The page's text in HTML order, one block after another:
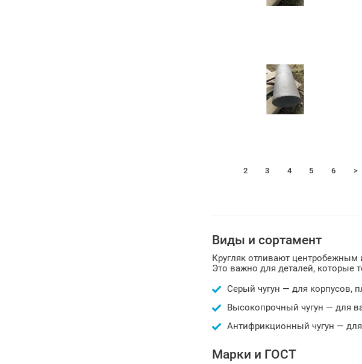
2 3 4 5 6 >
Виды и сортамент
Кругляк отливают центробежным
Это важно для деталей, которые
Серый чугун — для корпусов,
Высокопрочный чугун — для
Антифрикционный чугун —
Марки и ГОСТ